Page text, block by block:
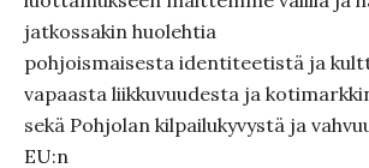
jatkossakin huolehtia
pohjoismaisesta identiteetistä ja
vapaasta liikkuvuudesta ja
sekä Pohjolan kilpailukyvystä ja
EU:n